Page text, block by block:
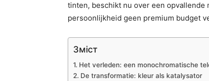
tinten, beschikt nu over een
persoonlijkheid geen premium budget
Зміст
Het verleden: een monochromatische
De transformatie: kleur als katalysator